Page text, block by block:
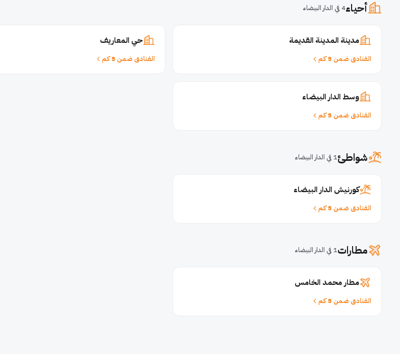
أحياء4 في الدار البيضاء
مدينة المدينة القديمة
الفنادق ضمن 5 كم
حي المعاريف
الفنادق ضمن 5 كم
وسط الدار البيضاء
الفنادق ضمن 5 كم
شواطئ1 في الدار البيضاء
كورنيش الدار البيضاء
الفنادق ضمن 5 كم
مطارات1 في الدار البيضاء
مطار محمد الخامس
الفنادق ضمن 5 كم